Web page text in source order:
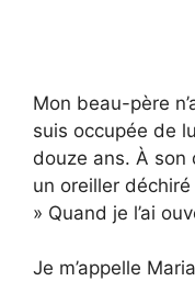
Mon beau-père
suis occupée de
douze ans. À son
un oreiller
» Quand je l’ai
Je m’appelle